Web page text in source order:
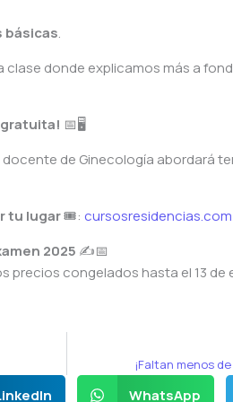
básicas.
donde explicamos más a
📅🖥️
de Ginecología abordará
tu lugar🎟️:
2025 ✍️📅
precios congelados hasta el 13 de
¡Faltan menos
WhatsApp